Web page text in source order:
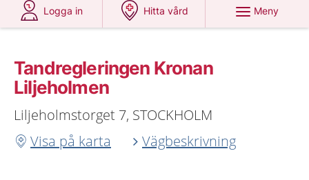
Logga in
Hitta vård
Meny
Tandregleringen Kronan
Liljeholmen
Liljeholmstorget 7, STOCKHOLM
Visa på karta
Vägbeskrivning